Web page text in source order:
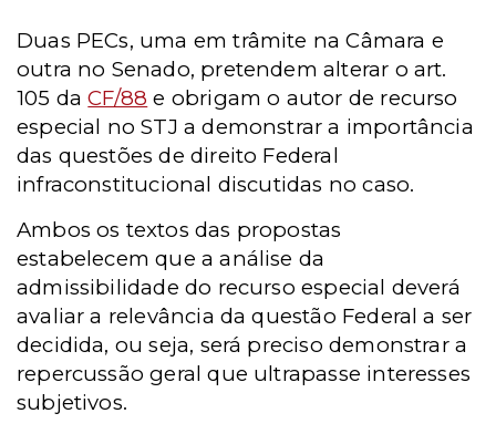
Duas PECs, uma em trâmite na Câmara e
outra no Senado, pretendem alterar o art.
105 daCF/88 e obrigam o autor de recurso
especial no STJ a demonstrar a importância
das questões de direito Federal
infraconstitucional discutidas no caso.
Ambos os textos das propostas
estabelecem que a análise da
admissibilidade do recurso especial deverá
avaliar a relevância da questão Federal a ser
decidida, ou seja, será preciso demonstrar a
repercussão geral que ultrapasse interesses
subjetivos.